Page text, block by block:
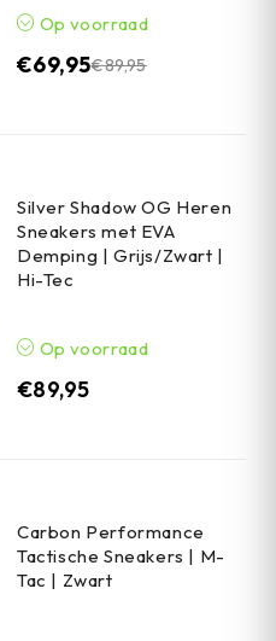
Op voorraad
€89,95
€69,95
Silver Shadow OG Heren
Sneakers met EVA
Demping | Grijs/Zwart |
Hi-Tec
Op voorraad
€89,95
Carbon Performance
Tactische Sneakers | M-
Tac | Zwart